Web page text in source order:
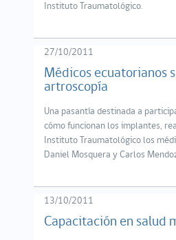
Instituto Traumatológico.
27/10/2011
Médicos ecuatorianos
artroscopía
Una pasantía destinada a
cómo funcionan los implantes,
Instituto Traumatológico los
Daniel Mosquera y Carlos
13/10/2011
Capacitación en salud